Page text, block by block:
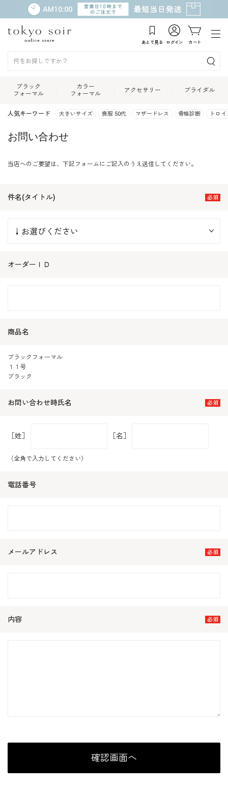
あとで見る ログイン カート
ブラック
フォーマル
カラー
フォーマル
アクセサリー ブライダル
人気キーワード 大きいサイズ 喪服 50代 マザードレス 骨格診断 トロ
お問い合わせ
当店へのご要望は、下記フォームにご記入のうえ送信してください。
件名(タイトル)
オーダーＩＤ
商品名
ブラックフォーマル
１１号
ブラック
お問い合わせ時氏名
［姓］ ［名］
（全角で入力してください）
電話番号
メールアドレス
内容